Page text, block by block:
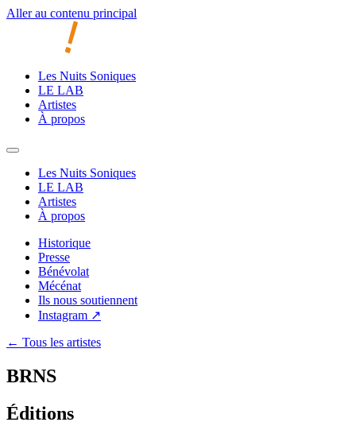
Aller au contenu principal
Les Nuits Soniques
LE LAB
Artistes
À propos
Les Nuits Soniques
LE LAB
Artistes
À propos
Historique
Presse
Bénévolat
Mécénat
Ils nous soutiennent
Instagram ↗
← Tous les artistes
BRNS
Éditions